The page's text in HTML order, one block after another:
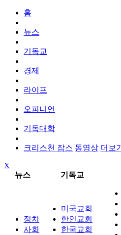
홈
뉴스
기독교
경제
라이프
오피니언
기독대학
크리스천 잡스 동영상 더보기
X
뉴스
기독교
정치
사회
미국교회
한인교회
한국교회